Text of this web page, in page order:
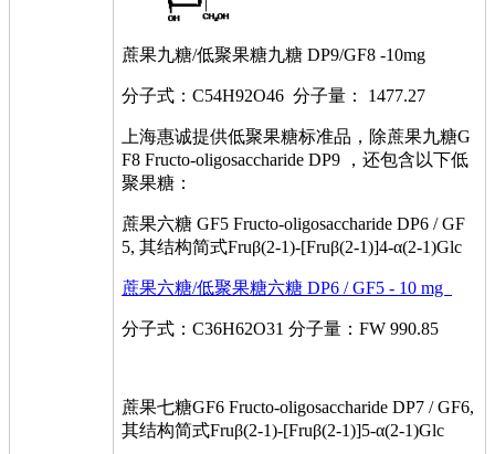
蔗果九糖/低聚果糖九糖 DP9/GF8 -10mg
分子式：C54H92O46 分子量： 1477.27
上海惠诚提供低聚果糖标准品，除蔗果九糖G
F8 Fructo-oligosaccharide DP9 ，还包含以下低
聚果糖：
蔗果六糖 GF5 Fructo-oligosaccharide DP6 / GF
5, 其结构简式Fruβ(2-1)-[Fruβ(2-1)]4-α(2-1)Glc
蔗果六糖/低聚果糖六糖 DP6 / GF5 - 10 mg
分子式：C36H62O31 分子量：FW 990.85
蔗果七糖GF6 Fructo-oligosaccharide DP7 / GF6,
其结构简式Fruβ(2-1)-[Fruβ(2-1)]5-α(2-1)Glc